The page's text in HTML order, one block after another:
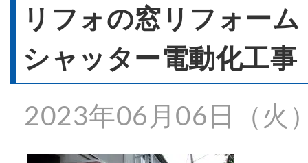
- 窓リフォーム
- 窓シャッター
施工事例一覧
リフォの窓リフォー
シャッター電動化工事
2023年06月06日（火